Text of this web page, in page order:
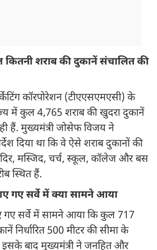
कितनी शराब की दुकानें संचालित की
कॉरपोरेशन (टीएएसएमएसी) के
में कुल 4,765 शराब की खुदरा दुकानें
हैं. मुख्यमंत्री जोसेफ विजय ने
दिया था कि वे ऐसे शराब दुकानों की
मस्जिद, चर्च, स्कूल, कॉलेज और बस
स्थित हैं.
गए सर्वे में क्या सामने आया
गए सर्वे में सामने आया कि कुल 717
निर्धारित 500 मीटर की सीमा के
बाद मुख्यमंत्री ने जनहित और